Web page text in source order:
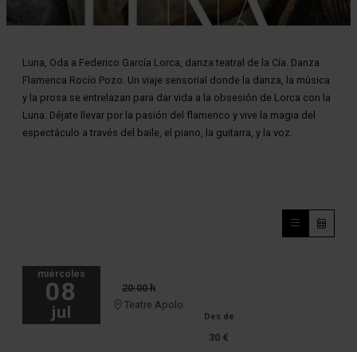
Luna, Oda a Federico García Lorca, danza teatral de la Cía. Danza
Flamenca Rocío Pozo. Un viaje sensorial donde la danza, la música
y la prosa se entrelazan para dar vida a la obsesión de Lorca con la
Luna. Déjate llevar por la pasión del flamenco y vive la magia del
espectáculo a través del baile, el piano, la guitarra, y la voz.
miércoles
08
jul
20:00 h
Teatre Apolo
Des de
30 €